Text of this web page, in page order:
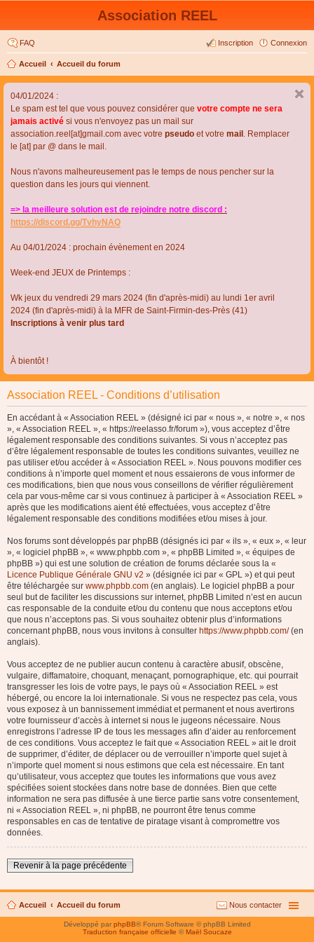
Association REEL
FAQ Connexion
Inscription
Accueil Accueil du forum
04/01/2024 :
Le spam est tel que vous pouvez considérer que votre compte ne sera
jamais activé si vous n'envoyez pas un mail sur
association.reel[at]gmail.com avec votre pseudo et votre mail . Remplacer
le [at] par @ dans le mail.
Nous n'avons malheureusement pas le temps de nous pencher sur la
question dans les jours qui viennent.
=> la meilleure solution est de rejoindre notre discord :
https://discord.gg/TvhyNAQ
Au 04/01/2024 : prochain évènement en 2024
Week-end JEUX de Printemps :
Wk jeux du vendredi 29 mars 2024 (fin d'après-midi) au lundi 1er avril
2024 (fin d'après-midi) à la MFR de Saint-Firmin-des-Près (41)
Inscriptions à venir plus tard
À bientôt !
Association REEL - Conditions d’utilisation
En accédant à « Association REEL » (désigné ici par « nous », « notre », « nos
», « Association REEL », « https://reelasso.fr/forum »), vous acceptez d’être
légalement responsable des conditions suivantes. Si vous n’acceptez pas
d’être légalement responsable de toutes les conditions suivantes, veuillez ne
pas utiliser et/ou accéder à « Association REEL ». Nous pouvons modifier ces
conditions à n’importe quel moment et nous essaierons de vous informer de
ces modifications, bien que nous vous conseillons de vérifier régulièrement
cela par vous-même car si vous continuez à participer à « Association REEL »
après que les modifications aient été effectuées, vous acceptez d’être
légalement responsable des conditions modifiées et/ou mises à jour.
Nos forums sont développés par phpBB (désignés ici par « ils », « eux », « leur
», « logiciel phpBB », « www.phpbb.com », « phpBB Limited », « équipes de
phpBB ») qui est une solution de création de forums déclarée sous la «
Licence Publique Générale GNU v2 » (désignée ici par « GPL ») et qui peut
être téléchargée sur www.phpbb.com (en anglais). Le logiciel phpBB a pour
seul but de faciliter les discussions sur internet, phpBB Limited n’est en aucun
cas responsable de la conduite et/ou du contenu que nous acceptons et/ou
que nous n’acceptons pas. Si vous souhaitez obtenir plus d’informations
concernant phpBB, nous vous invitons à consulter https://www.phpbb.com/(en
anglais).
Vous acceptez de ne publier aucun contenu à caractère abusif, obscène,
vulgaire, diffamatoire, choquant, menaçant, pornographique, etc. qui pourrait
transgresser les lois de votre pays, le pays où « Association REEL » est
hébergé, ou encore la loi internationale. Si vous ne respectez pas cela, vous
vous exposez à un bannissement immédiat et permanent et nous avertirons
votre fournisseur d’accès à internet si nous le jugeons nécessaire. Nous
enregistrons l’adresse IP de tous les messages afin d’aider au renforcement
de ces conditions. Vous acceptez le fait que « Association REEL » ait le droit
de supprimer, d’éditer, de déplacer ou de verrouiller n’importe quel sujet à
n’importe quel moment si nous estimons que cela est nécessaire. En tant
qu’utilisateur, vous acceptez que toutes les informations que vous avez
spécifiées soient stockées dans notre base de données. Bien que cette
information ne sera pas diffusée à une tierce partie sans votre consentement,
ni « Association REEL », ni phpBB, ne pourront être tenus comme
responsables en cas de tentative de piratage visant à compromettre vos
données.
Revenir à la page précédente
Accueil Accueil du forum Nous contacter
Développé parphpBB® Forum Software © phpBB Limited
Traduction française officielle © Maël Soucaze